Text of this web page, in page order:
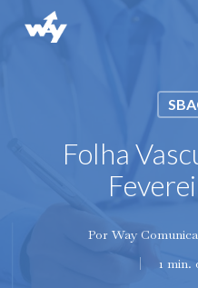
Folha
Por Way
1 min.